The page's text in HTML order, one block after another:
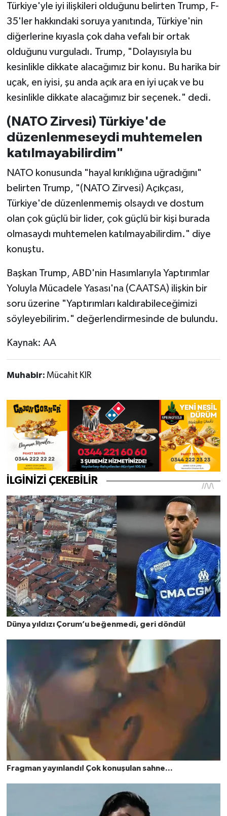
Türkiye'yle iyi ilişkileri olduğunu belirten Trump, F-
35'ler hakkındaki soruya yanıtında, Türkiye'nin
diğerlerine kıyasla çok daha vefalı bir ortak
olduğunu vurguladı. Trump, "Dolayısıyla bu
kesinlikle dikkate alacağımız bir konu. Bu harika bir
uçak, en iyisi, şu anda açık ara en iyi uçak ve bu
kesinlikle dikkate alacağımız bir seçenek." dedi.
(NATO Zirvesi) Türkiye'de
düzenlenmeseydi muhtemelen
katılmayabilirdim"
NATO konusunda "hayal kırıklığına uğradığını"
belirten Trump, "(NATO Zirvesi) Açıkçası,
Türkiye'de düzenlenmemiş olsaydı ve dostum
olan çok güçlü bir lider, çok güçlü bir kişi burada
olmasaydı muhtemelen katılmayabilirdim." diye
konuştu.
Başkan Trump, ABD'nin Hasımlarıyla Yaptırımlar
Yoluyla Mücadele Yasası'na (CAATSA) ilişkin bir
soru üzerine "Yaptırımları kaldırabileceğimizi
söyleyebilirim." değerlendirmesinde de bulundu.
Kaynak: AA
Muhabir: Mücahit KIR